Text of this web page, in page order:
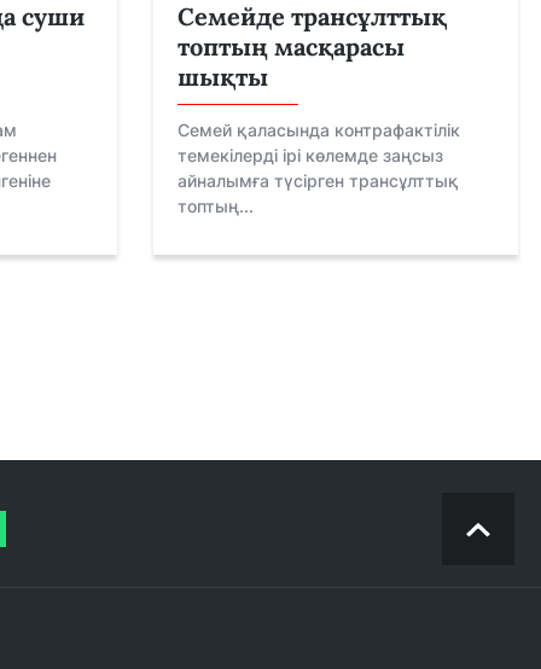
суши
Семейде трансұлттық
топтың масқарасы
шықты
Семей қаласында контрафактілік
темекілерді ірі көлемде заңсыз
айналымға түсірген трансұлттық
топтың...